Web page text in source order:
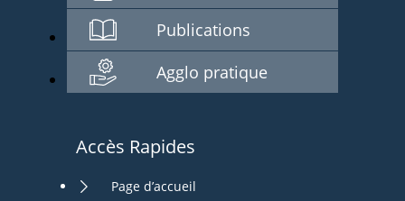
Publications
Agglo pratique
Accès Rapides
Page d’accueil